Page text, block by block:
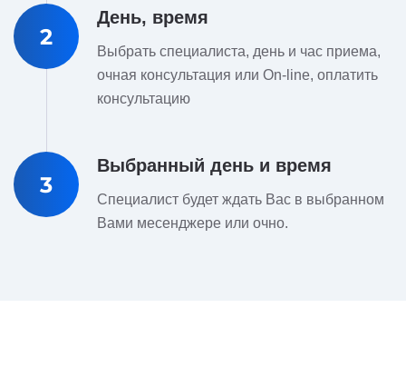
2
День, время
Выбрать специалиста, день и час приема,
очная консультация или On-line, оплатить
консультацию
3
Выбранный день и время
Специалист будет ждать Вас в выбранном
Вами месенджере или очно.